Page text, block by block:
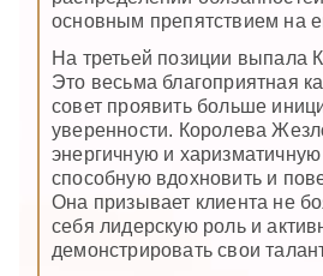
основным препятствием на
На третьей позиции выпала
Это весьма благоприятная
совет проявить больше
уверенности. Королева
энергичную и
способную вдохновить и
Она призывает клиента не
себя лидерскую роль и
демонстрировать свои